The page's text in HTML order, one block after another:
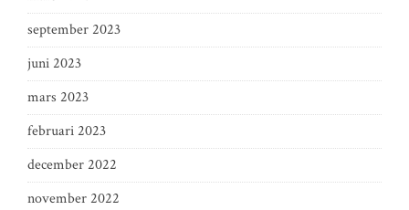
september 2023
juni 2023
mars 2023
februari 2023
december 2022
november 2022